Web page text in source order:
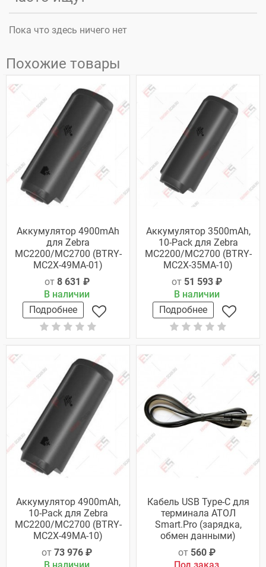
Пока что здесь ничего нет
Похожие товары
Аккумулятор 4900mAh
для Zebra
MC2200/MC2700 (BTRY-
MC2X-49MA-01)
от 8 631 ₽
В наличии
Подробнее
Аккумулятор 3500mAh,
10-Pack для Zebra
MC2200/MC2700 (BTRY-
MC2X-35MA-10)
от 51 593 ₽
В наличии
Подробнее
Аккумулятор 4900mAh,
10-Pack для Zebra
MC2200/MC2700 (BTRY-
MC2X-49MA-10)
от 73 976 ₽
Кабель USB Type-C для
терминала АТОЛ
Smart.Pro (зарядка,
обмен данными)
от 560 ₽